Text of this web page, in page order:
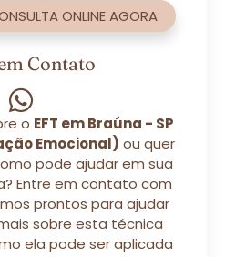
ONLINE AGORA
Contato
o EFT em Braúna - SP
Emocional) ou quer
pode ajudar em sua
Entre em contato com
prontos para ajudar
sobre esta técnica
ela pode ser aplicada